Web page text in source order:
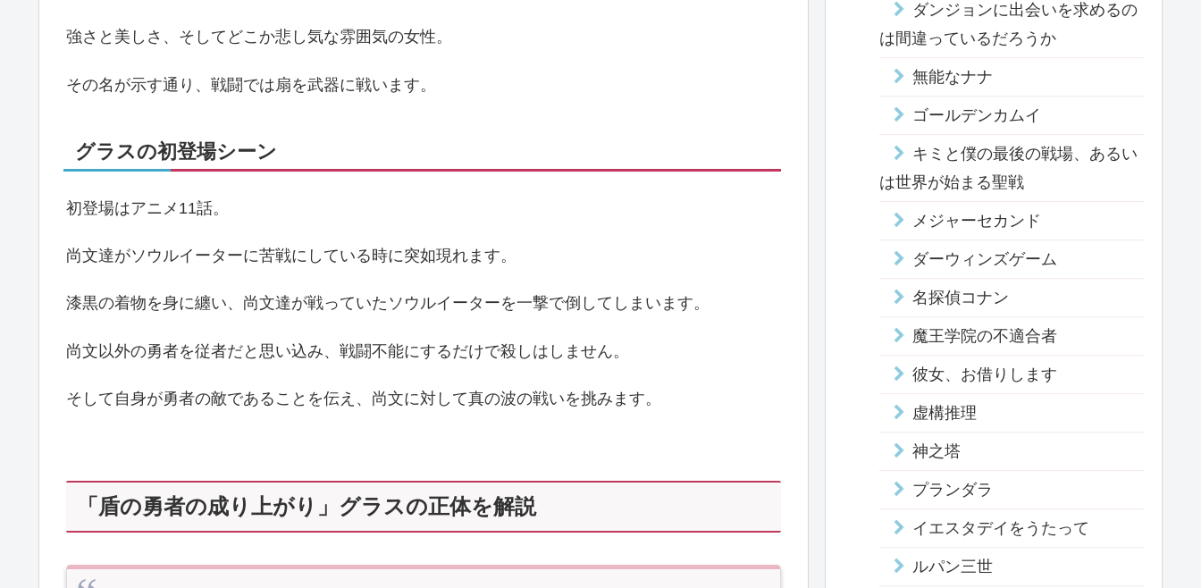
強さと美しさ、そしてどこか悲し気な雰囲気の女性。
その名が示す通り、戦闘では扇を武器に戦います。
グラスの初登場シーン
初登場はアニメ11話。
尚文達がソウルイーターに苦戦にしている時に突如現れます。
漆黒の着物を身に纏い、尚文達が戦っていたソウルイーターを一撃で倒してしまいます。
尚文以外の勇者を従者だと思い込み、戦闘不能にするだけで殺しはしません。
そして自身が勇者の敵であることを伝え、尚文に対して真の波の戦いを挑みます。
「盾の勇者の成り上がり」グラスの正体を解説
ダンジョンに出会いを求めるの
は間違っているだろうか
無能なナナ
ゴールデンカムイ
キミと僕の最後の戦場、あるい
は世界が始まる聖戦
メジャーセカンド
ダーウィンズゲーム
名探偵コナン
魔王学院の不適合者
彼女、お借りします
虚構推理
神之塔
プランダラ
イエスタデイをうたって
ルパン三世